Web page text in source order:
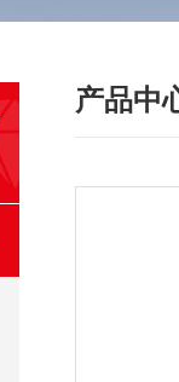
产品中